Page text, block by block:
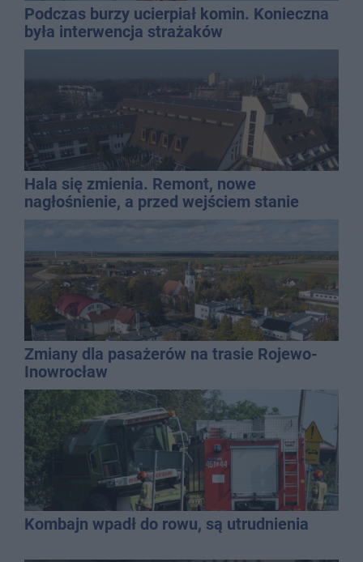
Podczas burzy ucierpiał komin. Konieczna
była interwencja strażaków
Hala się zmienia. Remont, nowe
nagłośnienie, a przed wejściem stanie
QEMETICA ARENA
Zmiany dla pasażerów na trasie Rojewo-
Inowrocław
Kombajn wpadł do rowu, są utrudnienia